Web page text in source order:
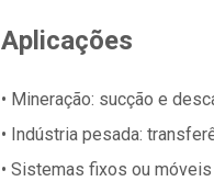
Aplicações
• Mineração: sucção e
• Indústria pesada:
• Sistemas fixos ou